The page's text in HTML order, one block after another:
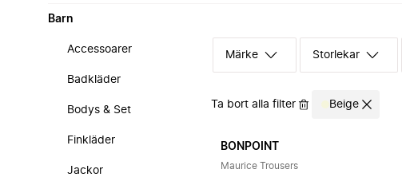
Barn
Accessoarer
Badkläder
Bodys & Set
Finkläder
Jackor
Märke Storlekar
Ta bort alla filter Beige
BONPOINT
Maurice Trousers